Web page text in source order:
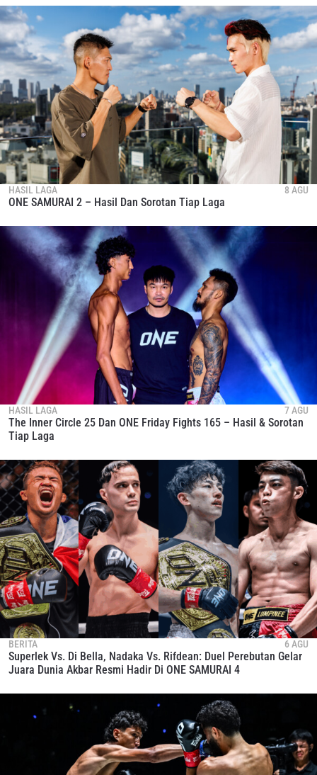
HASIL LAGA 8 AGU
ONE SAMURAI 2 – Hasil Dan Sorotan Tiap Laga
HASIL LAGA 7 AGU
The Inner Circle 25 Dan ONE Friday Fights 165 – Hasil & Sorotan
Tiap Laga
BERITA 6 AGU
Superlek Vs. Di Bella, Nadaka Vs. Rifdean: Duel Perebutan Gelar
Juara Dunia Akbar Resmi Hadir Di ONE SAMURAI 4